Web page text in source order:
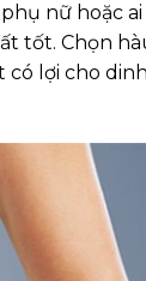
nữ hoặc ai
tốt. Chọn
có lợi cho dinh